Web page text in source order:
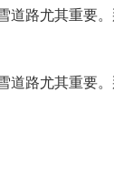
路尤其重要
路尤其重要